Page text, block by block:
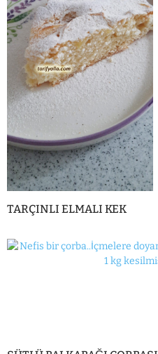
TARÇINLI ELMALI KEK